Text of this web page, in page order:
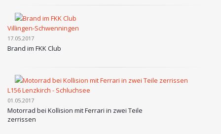
Villingen-Schwenningen
17.05.2017
Brand im FKK Club
L156 Lenzkirch - Schluchsee
01.05.2017
Motorrad bei Kollision mit Ferrari in zwei Teile
zerrissen